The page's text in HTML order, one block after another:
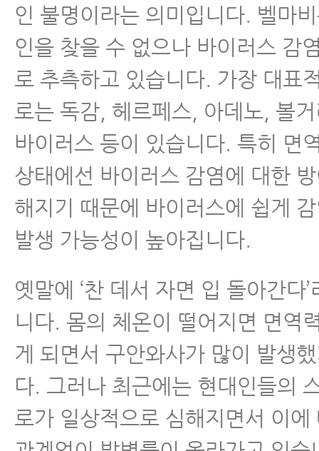
인 불명이라는 의미입니다. 벨마
인을 찾을 수 없으나 바이러스 감
로 추측하고 있습니다. 가장 대표
로는 독감, 헤르페스, 아데노, 볼
바이러스 등이 있습니다. 특히 면
상태에선 바이러스 감염에 대한
해지기 때문에 바이러스에 쉽게
발생 가능성이 높아집니다.
옛말에 ‘찬 데서 자면 입 돌아간다
니다. 몸의 체온이 떨어지면 면역
게 되면서 구안와사가 많이 발생
다. 그러나 최근에는 현대인들의
로가 일상적으로 심해지면서 이에